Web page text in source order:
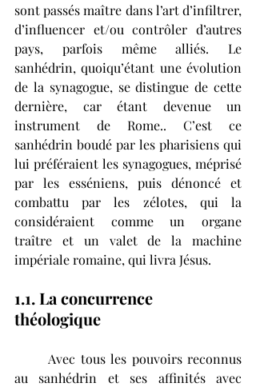
sont passés maître dans l’art d’infiltrer,
d’influencer et/ou contrôler d’autres
pays, parfois même alliés. Le
sanhédrin, quoiqu’étant une évolution
de la synagogue, se distingue de cette
dernière, car étant devenue un
instrument de Rome.. C’est ce
sanhédrin boudé par les pharisiens qui
lui préféraient les synagogues, méprisé
par les esséniens, puis dénoncé et
combattu par les zélotes, qui la
considéraient comme un organe
traître et un valet de la machine
impériale romaine, qui livra Jésus.
1.1. La concurrence
théologique
au sanhédrin et ses affinités avec